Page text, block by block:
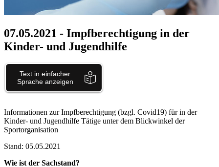
07.05.2021 - Impfberechtigung in der
Kinder- und Jugendhilfe
Informationen zur Impfberechtigung (bzgl. Covid19) für in der
Kinder- und Jugendhilfe Tätige unter dem Blickwinkel der
Sportorganisation
Stand: 05.05.2021
Wie ist der Sachstand?